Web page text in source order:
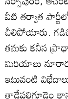
వీటి తర్వాత
చీలిపోయారు.
తమకు కనీస
మిరియాలు
ఇటువంటి
తాడేపల్లిగూడెం